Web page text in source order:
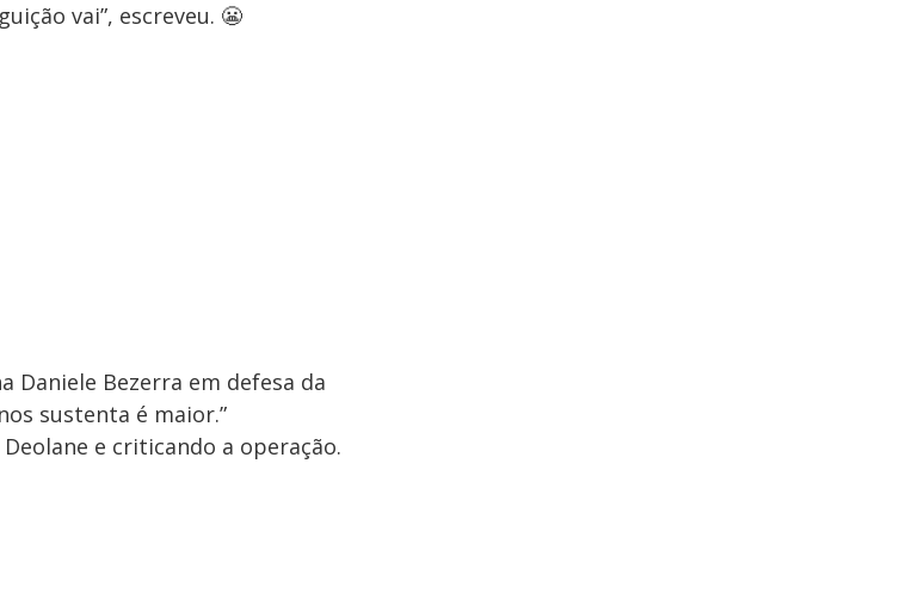
vai”, escreveu. 😬
Daniele Bezerra em defesa da
sustenta é maior.”
e criticando a operação.